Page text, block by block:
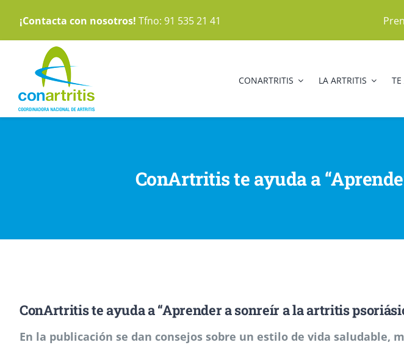
contenido
¡Contacta con nosotros! Tfno: 91 535 21 41
CONARTRITIS LA ARTRITIS
ConArtritis te ayuda a
ConArtritis te ayuda a “Aprender a sonreír a la artritis
En la publicación se dan consejos sobre un estilo de vida